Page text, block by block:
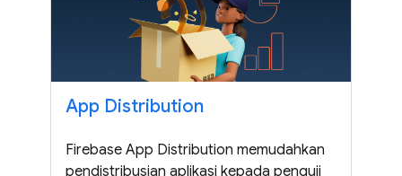
App Distribution
Firebase App Distribution memudahkan
pendistribusian aplikasi kepada penguji